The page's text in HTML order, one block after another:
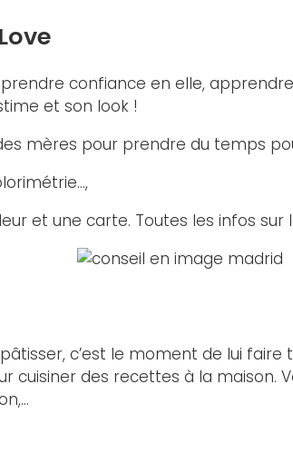
confiance en elle, apprendre
et son look !
mères pour prendre du temps
et une carte. Toutes les infos sur
c’est le moment de lui faire
des recettes à la maison.